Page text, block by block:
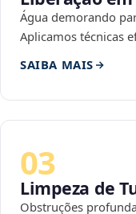
Água demorando
Aplicamos técnicas
SAIBA MAIS
03
Limpeza de
Obstruções